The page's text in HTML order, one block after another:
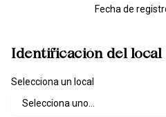
Fecha de
Identificación del local
Selecciona un local
Selecciona uno...